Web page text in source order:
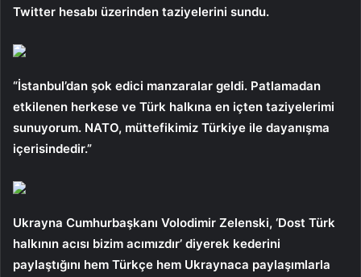
Twitter hesabı üzerinden taziyelerini sundu.
“İstanbul’dan şok edici manzaralar geldi. Patlamadan
etkilenen herkese ve Türk halkına en içten taziyelerimi
sunuyorum. NATO, müttefikimiz Türkiye ile dayanışma
içerisindedir.”
Ukrayna Cumhurbaşkanı Volodimir Zelenski, ‘Dost Türk
halkının acısı bizim acımızdır’ diyerek kederini
paylaştığını hem Türkçe hem Ukraynaca paylaşımlarla